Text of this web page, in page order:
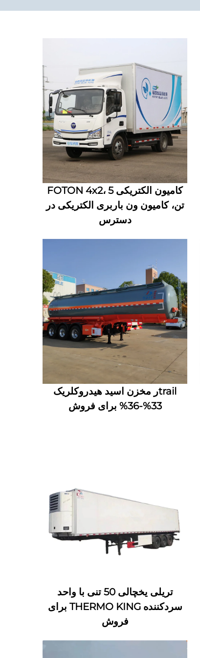
کامیون الکتریکی FOTON 4x2، 5
تن، کامیون ون باربری الکتریکی در
دسترس
trailر مخزن اسید هیدروکلریک
33%-36% برای فروش
تریلی یخچالی 50 تنی با واحد
سردکننده THERMO KING برای
فروش